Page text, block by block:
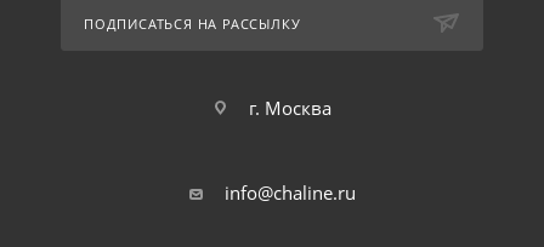
ПОДПИСАТЬСЯ НА РАССЫЛКУ
г. Москва
info@chaline.ru